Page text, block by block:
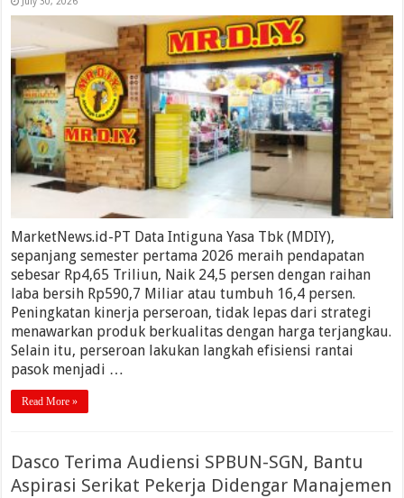
MarketNews.id-PT Data Intiguna Yasa Tbk (MDIY),
sepanjang semester pertama 2026 meraih pendapatan
sebesar Rp4,65 Triliun, Naik 24,5 persen dengan raihan
laba bersih Rp590,7 Miliar atau tumbuh 16,4 persen.
Peningkatan kinerja perseroan, tidak lepas dari strategi
menawarkan produk berkualitas dengan harga terjangkau.
Selain itu, perseroan lakukan langkah efisiensi rantai
pasok menjadi …
Read More »
Dasco Terima Audiensi SPBUN-SGN, Bantu
Aspirasi Serikat Pekerja Didengar Manajemen